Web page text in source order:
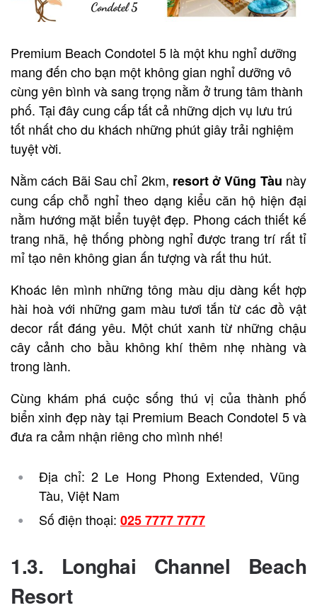
Premium Beach Condotel 5 là một khu nghỉ dưỡng
mang đến cho bạn một không gian nghỉ dưỡng vô
cùng yên bình và sang trọng nằm ở trung tâm thành
phố. Tại đây cung cấp tất cả những dịch vụ lưu trú
tốt nhất cho du khách những phút giây trải nghiệm
tuyệt vời.
Nằm cách Bãi Sau chỉ 2km, resort ở Vũng Tàu này
cung cấp chỗ nghỉ theo dạng kiểu căn hộ hiện đại
nằm hướng mặt biển tuyệt đẹp. Phong cách thiết kế
trang nhã, hệ thống phòng nghỉ được trang trí rất tỉ
mỉ tạo nên không gian ấn tượng và rất thu hút.
Khoác lên mình những tông màu dịu dàng kết hợp
hài hoà với những gam màu tươi tắn từ các đồ vật
decor rất đáng yêu. Một chút xanh từ những chậu
cây cảnh cho bầu không khí thêm nhẹ nhàng và
trong lành.
Cùng khám phá cuộc sống thú vị của thành phố
biển xinh đẹp này tại Premium Beach Condotel 5 và
đưa ra cảm nhận riêng cho mình nhé!
Địa chỉ: 2 Le Hong Phong Extended, Vũng
Tàu, Việt Nam
Số điện thoại: 025 7777 7777
1.3. Longhai Channel Beach
Resort